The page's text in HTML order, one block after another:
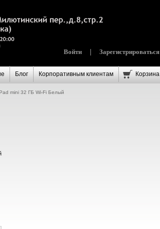
Войти Зарегистрироваться
Блог Корпоративным клиентам Корзина
mini 32 ГБ Wi-Fi Белый